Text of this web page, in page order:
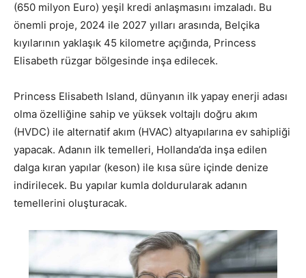
(650 milyon Euro) yeşil kredi anlaşmasını imzaladı. Bu
önemli proje, 2024 ile 2027 yılları arasında, Belçika
kıyılarının yaklaşık 45 kilometre açığında, Princess
Elisabeth rüzgar bölgesinde inşa edilecek.
Princess Elisabeth Island, dünyanın ilk yapay enerji adası
olma özelliğine sahip ve yüksek voltajlı doğru akım
(HVDC) ile alternatif akım (HVAC) altyapılarına ev sahipliği
yapacak. Adanın ilk temelleri, Hollanda’da inşa edilen
dalga kıran yapılar (keson) ile kısa süre içinde denize
indirilecek. Bu yapılar kumla doldurularak adanın
temellerini oluşturacak.